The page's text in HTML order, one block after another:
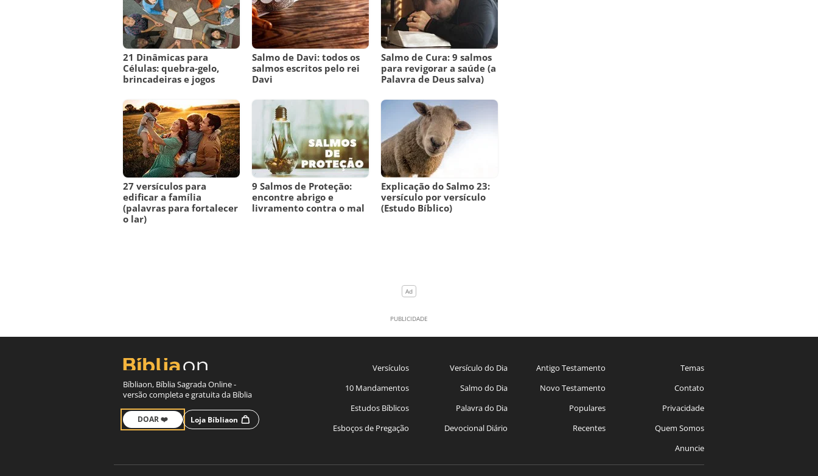
21 Dinâmicas para
Células: quebra-gelo,
brincadeiras e jogos
Salmo de Davi: todos os
salmos escritos pelo rei
Davi
Salmo de Cura: 9 salmos
para revigorar a saúde (a
Palavra de Deus salva)
27 versículos para
edificar a família
(palavras para fortalecer
o lar)
9 Salmos de Proteção:
encontre abrigo e
livramento contra o mal
Explicação do Salmo 23:
versículo por versículo
(Estudo Bíblico)
Bíbliaon, Bíblia Sagrada Online -
versão completa e gratuita da Bíblia
DOAR ❤️ Loja Bíbliaon
Versículos
10 Mandamentos
Estudos Bíblicos
Esboços de Pregação
Versículo do Dia
Salmo do Dia
Palavra do Dia
Devocional Diário
Antigo Testamento
Novo Testamento
Populares
Recentes
Temas
Contato
Privacidade
Quem Somos
Anuncie